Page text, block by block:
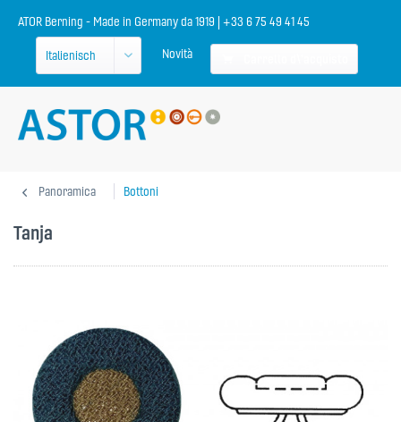
ATOR Berning - Made in Germany da 1919 | +33 6 75 49 41 45
Novità
Panoramica Bottoni
Tanja